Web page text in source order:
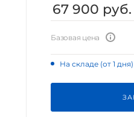
67 900 руб.
Базовая цена
На складе (от 1 дня)